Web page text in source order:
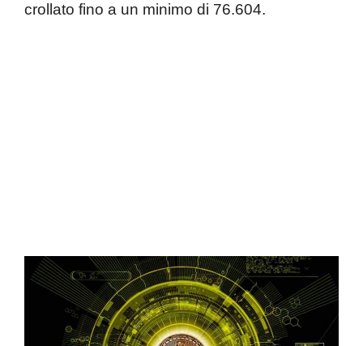
crollato fino a un minimo di 76.604.